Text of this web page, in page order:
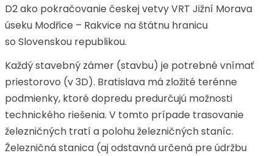
D2 ako pokračovanie českej vetvy VRT Jižní Morava
úseku Modřice – Rakvice na štátnu hranicu
so Slovenskou republikou.
Každý stavebný zámer (stavbu) je potrebné vnímať
priestorovo (v 3D). Bratislava má zložité terénne
podmienky, ktoré dopredu predurčujú možnosti
technického riešenia. V tomto prípade trasovanie
železničných tratí a polohu železničných staníc.
Železničná stanica (aj odstavná určená pre údržbu